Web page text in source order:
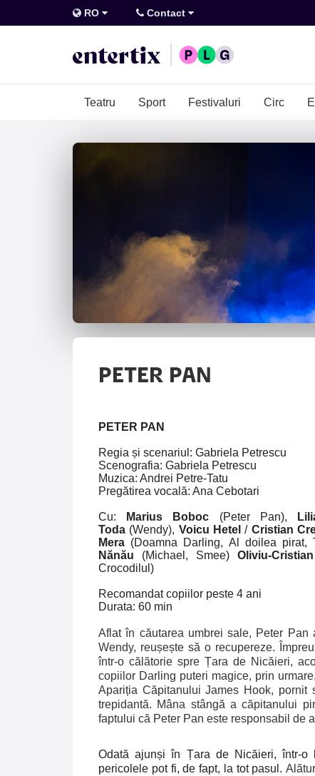
RO Contact
Teatru Sport Festivaluri Circ
PETER PAN
PETER PAN
Regia și scenariul: Gabriela Petrescu
Scenografia: Gabriela Petrescu
Muzica: Andrei Petre-Tatu
Pregătirea vocală: Ana Cebotari
Cu: Marius Boboc (Peter Pan),
Toda (Wendy), Voicu Hetel / Cristian
Mera (Doamna Darling, Al doilea
Nănău (Michael, Smee) Oliviu-
Crocodilul)
Recomandat copiilor peste 4 ani
Durata: 60 min
Aflat în căutarea umbrei sale, Peter
Wendy, reușește să o recupereze.
într-o călătorie spre Țara de Nicăieri,
copiilor Darling puteri magice, prin
Apariția Căpitanului James Hook,
trepidantă. Mâna stângă a căpitanului
faptului că Peter Pan este responsabil de
Odată ajunși în Țara de Nicăieri, într-
pericolele pot fi, de fapt, la tot pasul.